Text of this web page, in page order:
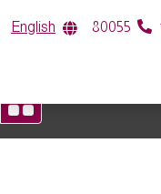
English